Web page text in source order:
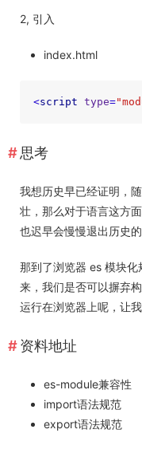
2, 引入
index.html
<script type=
思考
我想历史早已经证明，
壮，那么对于语言这方
也迟早会慢慢退出历史的
那到了浏览器 es 模块
来，我们是否可以摒弃
运行在浏览器上呢，让我
资料地址
es-module兼容性
import语法规范
export语法规范